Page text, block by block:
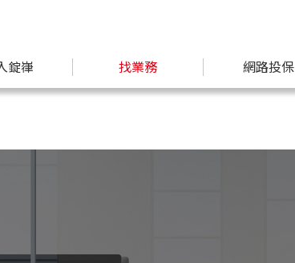
錠嵂 找業務 網路投保